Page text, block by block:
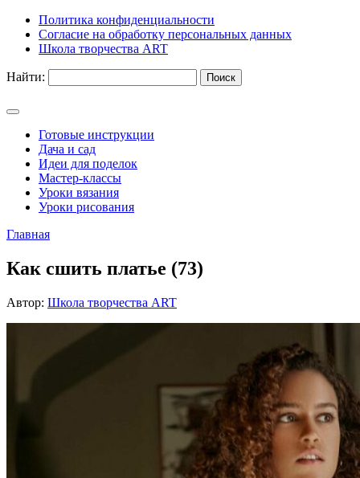
Политика конфиденциальности
Согласие на обработку персональных данных
Школа творчества ART
Найти:
Готовые инструкции
Дача и сад
Идеи для поделок
Мастер-классы
Уроки вязания
Уроки рисования
Главная
Как сшить платье (73)
Автор: Школа творчества ART